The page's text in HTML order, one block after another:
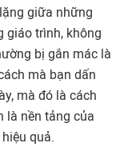
giữa những
giáo trình, không
bị gắn mác là
mà bạn dấn
mà đó là cách
là nền tảng của
quả.